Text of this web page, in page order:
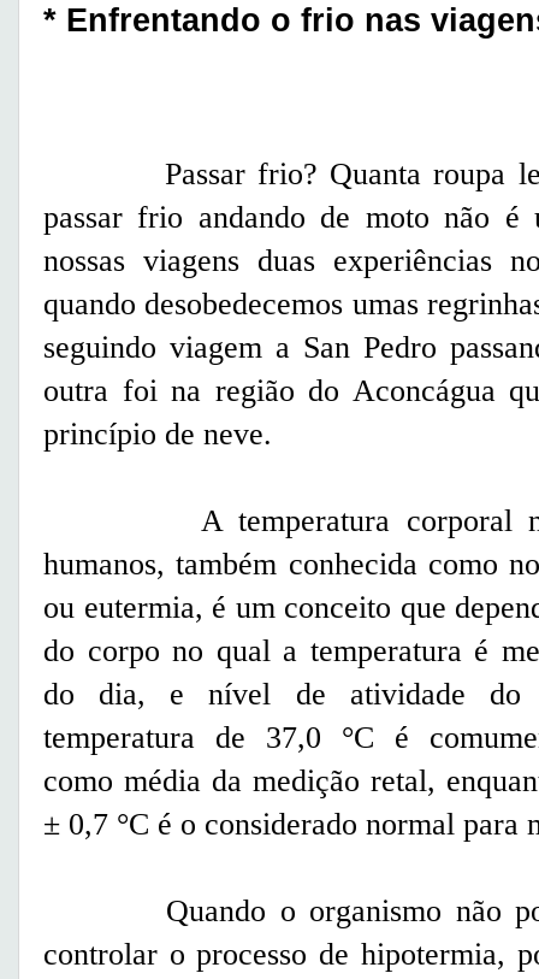
* Enfrentando o frio nas
Passar frio? Quanta roupa
passar frio andando de moto não é
nossas viagens duas experiências
quando desobedecemos umas
seguindo viagem a San Pedro
outra foi na região do Aconcágua
princípio de neve.
A temperatura corporal
humanos, também conhecida como
ou eutermia, é um conceito que
do corpo no qual a temperatura é
do dia, e nível de atividade do
temperatura de 37,0 °C é
como média da medição retal,
± 0,7 °C é o considerado normal para
Quando o organismo não
controlar o processo de hipotermia,